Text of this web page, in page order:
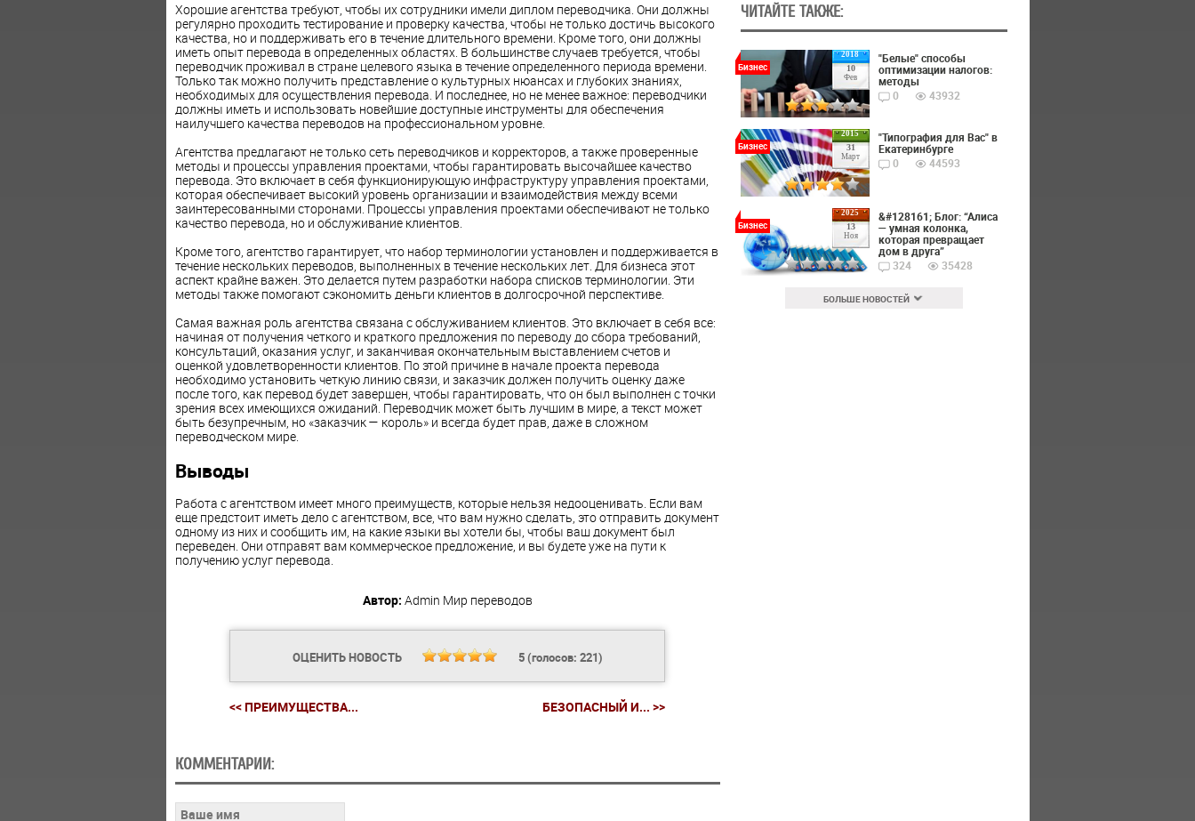
Хорошие агентства требуют, чтобы их сотрудники имели диплом переводчика. Они должны
регулярно проходить тестирование и проверку качества, чтобы не только достичь высокого
качества, но и поддерживать его в течение длительного времени. Кроме того, они должны
иметь опыт перевода в определенных областях. В большинстве случаев требуется, чтобы
переводчик проживал в стране целевого языка в течение определенного периода времени.
Только так можно получить представление о культурных нюансах и глубоких знаниях,
необходимых для осуществления перевода. И последнее, но не менее важное: переводчики
должны иметь и использовать новейшие доступные инструменты для обеспечения
наилучшего качества переводов на профессиональном уровне.
Агентства предлагают не только сеть переводчиков и корректоров, а также проверенные
методы и процессы управления проектами, чтобы гарантировать высочайшее качество
перевода. Это включает в себя функционирующую инфраструктуру управления проектами,
которая обеспечивает высокий уровень организации и взаимодействия между всеми
заинтересованными сторонами. Процессы управления проектами обеспечивают не только
качество перевода, но и обслуживание клиентов.
Кроме того, агентство гарантирует, что набор терминологии установлен и поддерживается в
течение нескольких переводов, выполненных в течение нескольких лет. Для бизнеса этот
аспект крайне важен. Это делается путем разработки набора списков терминологии. Эти
методы также помогают сэкономить деньги клиентов в долгосрочной перспективе.
Самая важная роль агентства связана с обслуживанием клиентов. Это включает в себя все:
начиная от получения четкого и краткого предложения по переводу до сбора требований,
консультаций, оказания услуг, и заканчивая окончательным выставлением счетов и
оценкой удовлетворенности клиентов. По этой причине в начале проекта перевода
необходимо установить четкую линию связи, и заказчик должен получить оценку даже
после того, как перевод будет завершен, чтобы гарантировать, что он был выполнен с точки
зрения всех имеющихся ожиданий. Переводчик может быть лучшим в мире, а текст может
быть безупречным, но «заказчик — король» и всегда будет прав, даже в сложном
переводческом мире.
Выводы
Работа с агентством имеет много преимуществ, которые нельзя недооценивать. Если вам
еще предстоит иметь дело с агентством, все, что вам нужно сделать, это отправить документ
одному из них и сообщить им, на какие языки вы хотели бы, чтобы ваш документ был
переведен. Они отправят вам коммерческое предложение, и вы будете уже на пути к
получению услуг перевода.
Автор: Admin Мир переводов
ОЦЕНИТЬ НОВОСТЬ 5(голосов: 221)
<< ПРЕИМУЩЕСТВА... БЕЗОПАСНЫЙ И... >>
КОММЕНТАРИИ:
ЧИТАЙТЕ ТАКЖЕ:
2018
10
Фев
Бизнес
"Белые" способы
оптимизации налогов:
методы
0
43932
2015
31
Март
Бизнес
"Типография для Вас" в
Екатеринбурге
0
44593
2025
13
Ноя
Бизнес
&#128161; Блог: “Алиса
— умная колонка,
которая превращает
дом в друга”
324
35428
БОЛЬШЕ НОВОСТЕЙ